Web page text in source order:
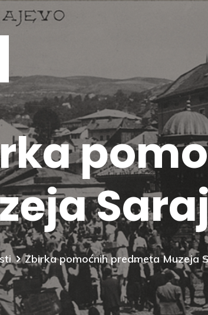
Zbirka pomoćnih predmeta Muzeja